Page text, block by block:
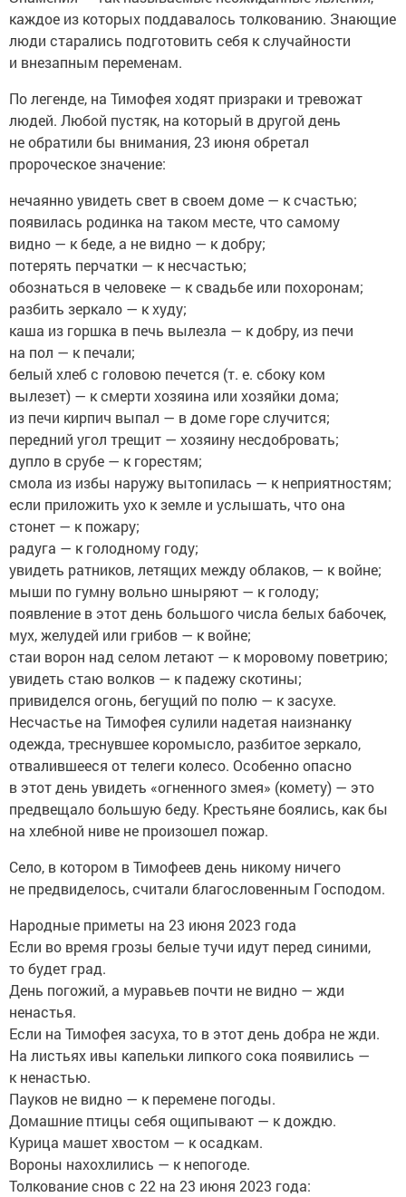
каждое из которых поддавалось толкованию. Знающие
люди старались подготовить себя к случайности
и внезапным переменам.
По легенде, на Тимофея ходят призраки и тревожат
людей. Любой пустяк, на который в другой день
не обратили бы внимания, 23 июня обретал
пророческое значение:
нечаянно увидеть свет в своем доме — к счастью;
появилась родинка на таком месте, что самому
видно — к беде, а не видно — к добру;
потерять перчатки — к несчастью;
обознаться в человеке — к свадьбе или похоронам;
разбить зеркало — к худу;
каша из горшка в печь вылезла — к добру, из печи
на пол — к печали;
белый хлеб с головою печется (т. е. сбоку ком
вылезет) — к смерти хозяина или хозяйки дома;
из печи кирпич выпал — в доме горе случится;
передний угол трещит — хозяину несдобровать;
дупло в срубе — к горестям;
смола из избы наружу вытопилась — к неприятностям;
если приложить ухо к земле и услышать, что она
стонет — к пожару;
радуга — к голодному году;
увидеть ратников, летящих между облаков, — к войне;
мыши по гумну вольно шныряют — к голоду;
появление в этот день большого числа белых бабочек,
мух, желудей или грибов — к войне;
стаи ворон над селом летают — к моровому поветрию;
увидеть стаю волков — к падежу скотины;
привиделся огонь, бегущий по полю — к засухе.
Несчастье на Тимофея сулили надетая наизнанку
одежда, треснувшее коромысло, разбитое зеркало,
отвалившееся от телеги колесо. Особенно опасно
в этот день увидеть «огненного змея» (комету) — это
предвещало большую беду. Крестьяне боялись, как бы
на хлебной ниве не произошел пожар.
Село, в котором в Тимофеев день никому ничего
не предвиделось, считали благословенным Господом.
Народные приметы на 23 июня 2023 года
Если во время грозы белые тучи идут перед синими,
то будет град.
День погожий, а муравьев почти не видно — жди
ненастья.
Если на Тимофея засуха, то в этот день добра не жди.
На листьях ивы капельки липкого сока появились —
к ненастью.
Пауков не видно — к перемене погоды.
Домашние птицы себя ощипывают — к дождю.
Курица машет хвостом — к осадкам.
Вороны нахохлились — к непогоде.
Толкование снов с 22 на 23 июня 2023 года: